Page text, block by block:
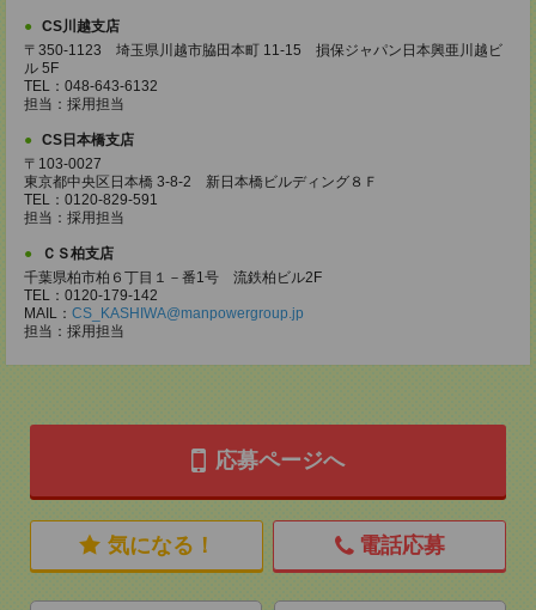
CS川越支店
〒350-1123 埼玉県川越市脇田本町 11-15 損保ジャパン日本興亜川越ビ
ル 5F
TEL：048-643-6132
担当：採用担当
CS日本橋支店
〒103-0027
東京都中央区日本橋 3-8-2 新日本橋ビルディング８Ｆ
TEL：0120-829-591
担当：採用担当
ＣＳ柏支店
千葉県柏市柏６丁目１－番1号 流鉄柏ビル2F
TEL：0120-179-142
MAIL： CS_KASHIWA@manpowergroup.jp
担当：採用担当
応募ページへ
気になる！ 電話応募